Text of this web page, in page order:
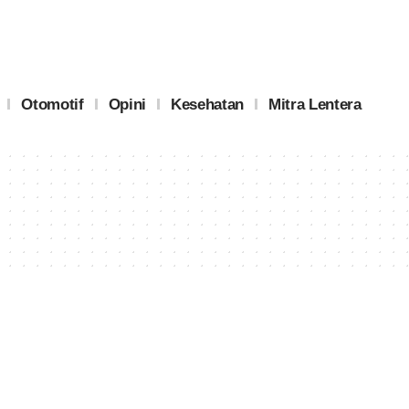
Otomotif Opini Kesehatan Mitra Lentera